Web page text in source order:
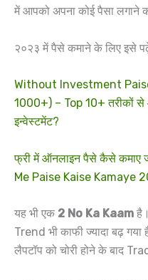
में आपको अपना कोई पैसा लगाने
२०२३ में पैसे कमाने के लिए इसे
Without Investment
1000+) – Top 10+ तरीकों से
इन्वेस्टमेंट?
फ्री में ऑनलाइन पैसे कैसे कमाए
Me Paise Kaise Kamaye
यह भी एक 2 No Ka Kaam
Trend भी काफी ज्यादा बढ़
लैपटॉप को चोरी होने के बाद